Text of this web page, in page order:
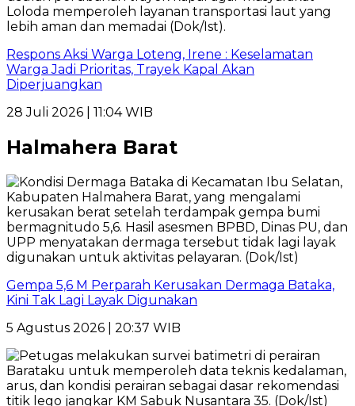
Respons Aksi Warga Loteng, Irene : Keselamatan
Warga Jadi Prioritas, Trayek Kapal Akan
Diperjuangkan
28 Juli 2026 | 11:04 WIB
Halmahera Barat
Gempa 5,6 M Perparah Kerusakan Dermaga Bataka,
Kini Tak Lagi Layak Digunakan
5 Agustus 2026 | 20:37 WIB